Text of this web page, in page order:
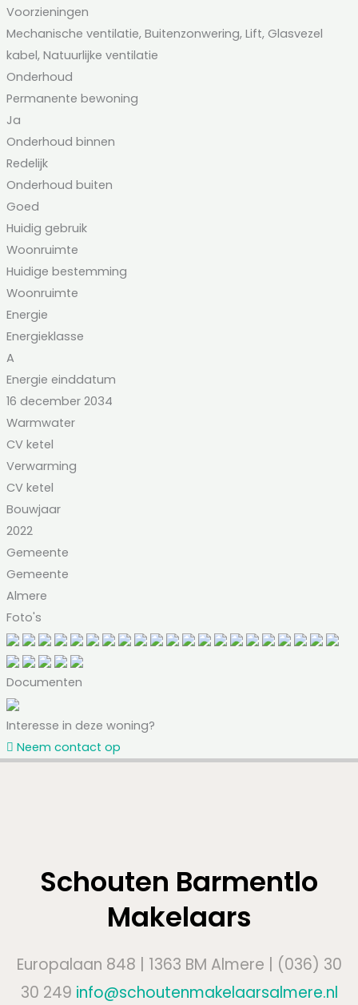
Voorzieningen
Mechanische ventilatie, Buitenzonwering, Lift, Glasvezel
kabel, Natuurlijke ventilatie
Onderhoud
Permanente bewoning
Ja
Onderhoud binnen
Redelijk
Onderhoud buiten
Goed
Huidig gebruik
Woonruimte
Huidige bestemming
Woonruimte
Energie
Energieklasse
A
Energie einddatum
16 december 2034
Warmwater
CV ketel
Verwarming
CV ketel
Bouwjaar
2022
Gemeente
Gemeente
Almere
Foto's
Documenten
Interesse in deze woning?
Neem contact op
Schouten Barmentlo
Makelaars
Europalaan 848 | 1363 BM Almere | (036) 30
30 249 info@schoutenmakelaarsalmere.nl